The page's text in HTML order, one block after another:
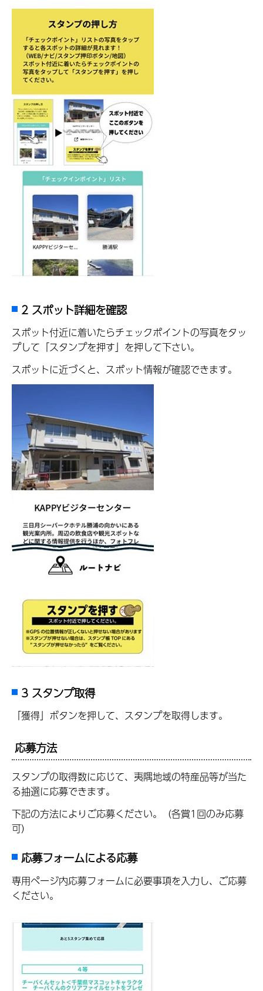
2 スポット詳細を確認
スポット付近に着いたらチェックポイントの写真をタッ
プして「スタンプを押す」を押して下さい。
スポットに近づくと、スポット情報が確認できます。
3 スタンプ取得
「獲得」ボタンを押して、スタンプを取得します。
応募方法
スタンプの取得数に応じて、夷隅地域の特産品等が当た
る抽選に応募できます。
下記の方法によりご応募ください。（各賞1回のみ応募
可）
応募フォームによる応募
専用ページ内応募フォームに必要事項を入力し、ご応募
ください。